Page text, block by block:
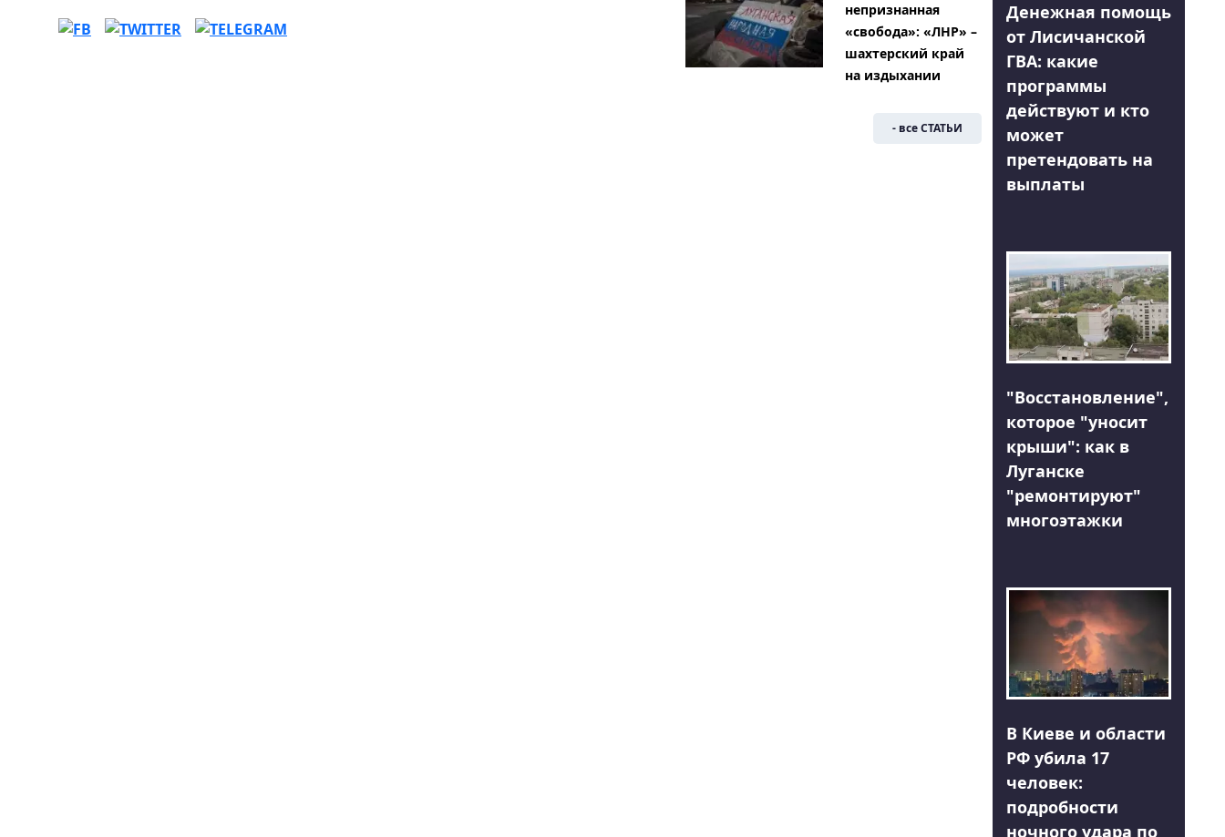
непризнанная
«свобода»: «ЛНР» –
шахтерский край
на издыхании
- все СТАТЬИ
Денежная помощь
от Лисичанской
ГВА: какие
программы
действуют и кто
может
претендовать на
выплаты
"Восстановление",
которое "уносит
крыши": как в
Луганске
"ремонтируют"
многоэтажки
В Киеве и области
РФ убила 17
человек:
подробности
ночного удара по